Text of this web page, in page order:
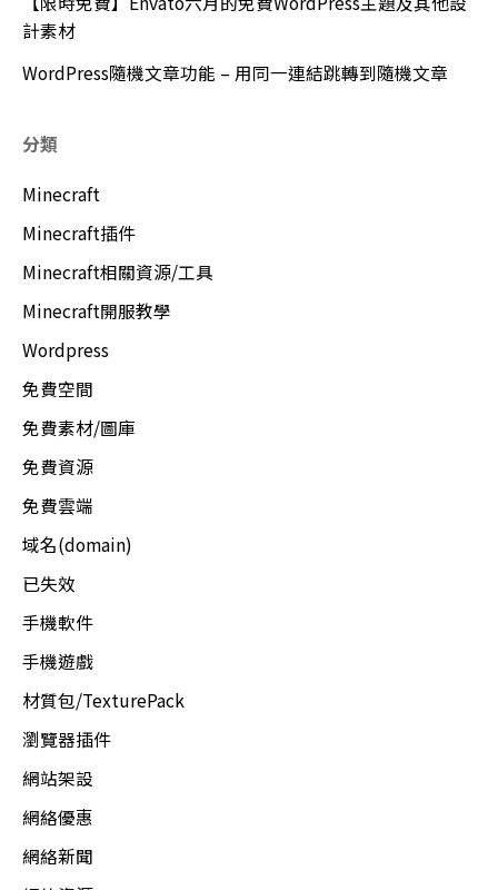
計素材
WordPress隨機文章功能 – 用同一連結跳轉到隨機文章
分類
Minecraft
Minecraft插件
Minecraft相關資源/工具
Minecraft開服教學
Wordpress
免費空間
免費素材/圖庫
免費資源
免費雲端
域名(domain)
已失效
手機軟件
手機遊戲
材質包/TexturePack
瀏覽器插件
網站架設
網絡優惠
網絡新聞